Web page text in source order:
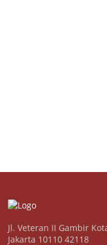
Jl. Veteran II Gambir
Jakarta 10110 42118